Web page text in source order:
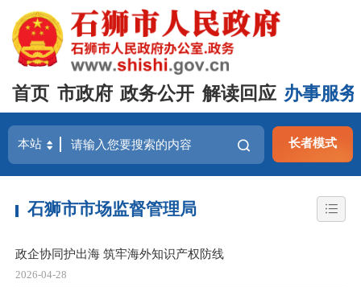
首页 市政府 政务公开 解读回应 办事服务
长者模式
石狮市市场监督管理局
政企协同护出海 筑牢海外知识产权防线
2026-04-28